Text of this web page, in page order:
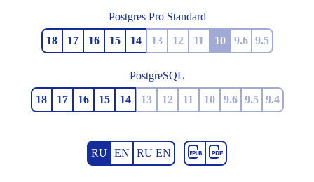
Postgres Pro Standard
18
17 16 15 14 13 12 11 10 9.6 9.5
PostgreSQL
18
17 16 15 14 13 12 11 10 9.6 9.5 9.4
RU EN RU EN